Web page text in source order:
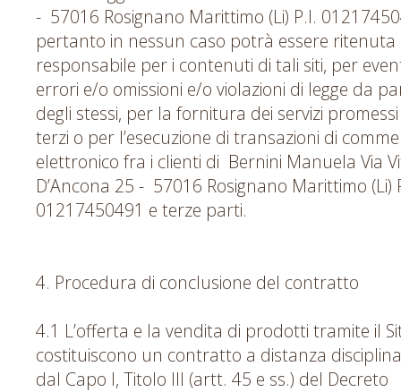
- 57016 Rosignano Marittimo (Li) P.I.
pertanto in nessun caso potrà essere ritenuta
responsabile per i contenuti di tali siti, per
errori e/o omissioni e/o violazioni di legge da
degli stessi, per la fornitura dei servizi
terzi o per l’esecuzione di transazioni di
elettronico fra i clienti di Bernini Manuela Via
D’Ancona 25 - 57016 Rosignano Marittimo (Li)
01217450491 e terze parti.
4. Procedura di conclusione del contratto
4.1 L’offerta e la vendita di prodotti tramite il
costituiscono un contratto a distanza
dal Capo I, Titolo III (artt. 45 e ss.) del Decreto